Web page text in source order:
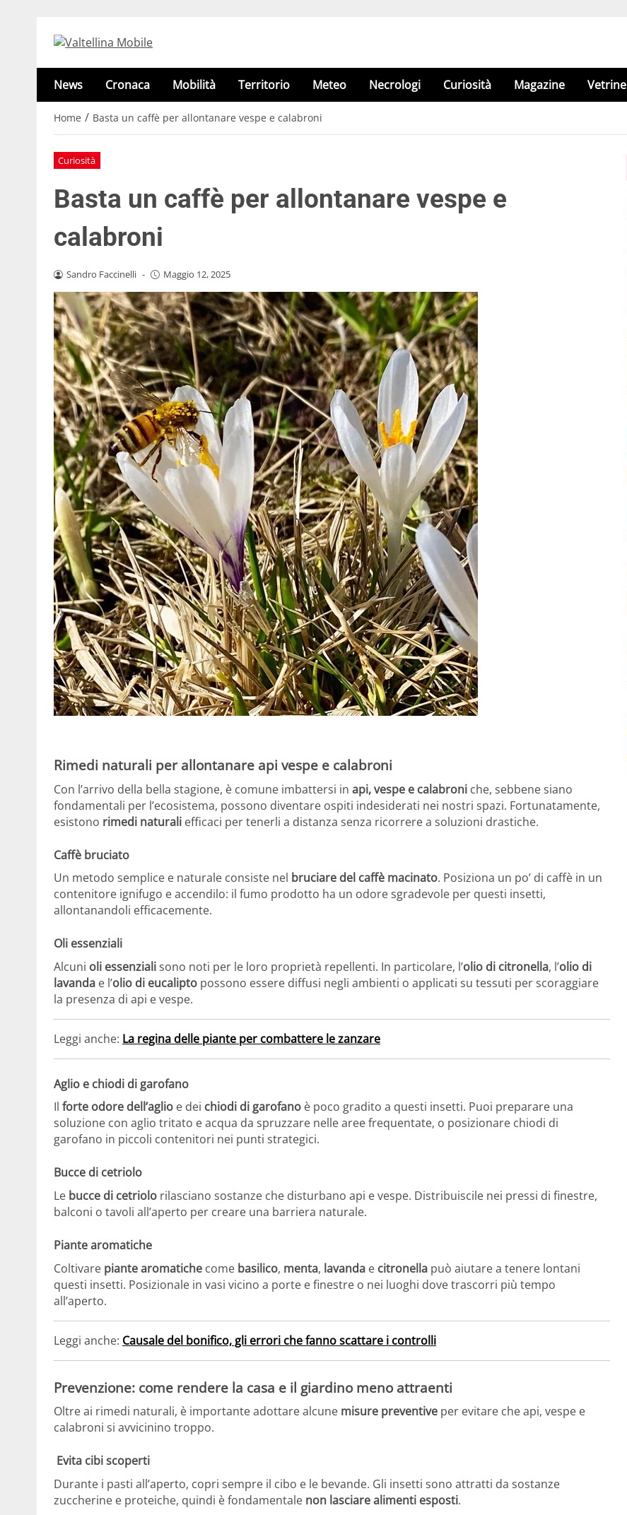
News Cronaca Mobilità Territorio Meteo Necrologi Curiosità Magazine Vetrine
Home / Basta un caffè per allontanare vespe e calabroni
Curiosità
Basta un caffè per allontanare vespe e
calabroni
Sandro Faccinelli - Maggio 12, 2025
Rimedi naturali per allontanare api vespe e calabroni
Con l’arrivo della bella stagione, è comune imbattersi in api, vespe e calabroni che, sebbene siano
fondamentali per l’ecosistema, possono diventare ospiti indesiderati nei nostri spazi. Fortunatamente,
esistono rimedi naturali efficaci per tenerli a distanza senza ricorrere a soluzioni drastiche.
Caffè bruciato
Un metodo semplice e naturale consiste nel bruciare del caffè macinato. Posiziona un po’ di caffè in un
contenitore ignifugo e accendilo: il fumo prodotto ha un odore sgradevole per questi insetti,
allontanandoli efficacemente.
Oli essenziali
Alcuni oli essenzialisono noti per le loro proprietà repellenti. In particolare, l’olio di citronella, l’olio di
lavanda e l’olio di eucalipto possono essere diffusi negli ambienti o applicati su tessuti per scoraggiare
la presenza di api e vespe.
Leggi anche: La regina delle piante per combattere le zanzare
Aglio e chiodi di garofano
Il forte odore dell’aglio e dei chiodi di garofano è poco gradito a questi insetti. Puoi preparare una
soluzione con aglio tritato e acqua da spruzzare nelle aree frequentate, o posizionare chiodi di
garofano in piccoli contenitori nei punti strategici.
Bucce di cetriolo
Le bucce di cetriolo rilasciano sostanze che disturbano api e vespe. Distribuiscile nei pressi di finestre,
balconi o tavoli all’aperto per creare una barriera naturale.
Piante aromatiche
Coltivare piante aromatiche come basilico, menta, lavanda e citronella può aiutare a tenere lontani
questi insetti. Posizionale in vasi vicino a porte e finestre o nei luoghi dove trascorri più tempo
all’aperto.
Leggi anche: Causale del bonifico, gli errori che fanno scattare i controlli
Prevenzione: come rendere la casa e il giardino meno attraenti
Oltre ai rimedi naturali, è importante adottare alcune misure preventive per evitare che api, vespe e
calabroni si avvicinino troppo.
️ Evita cibi scoperti
Durante i pasti all’aperto, copri sempre il cibo e le bevande. Gli insetti sono attratti da sostanze
zuccherine e proteiche, quindi è fondamentale non lasciare alimenti esposti.